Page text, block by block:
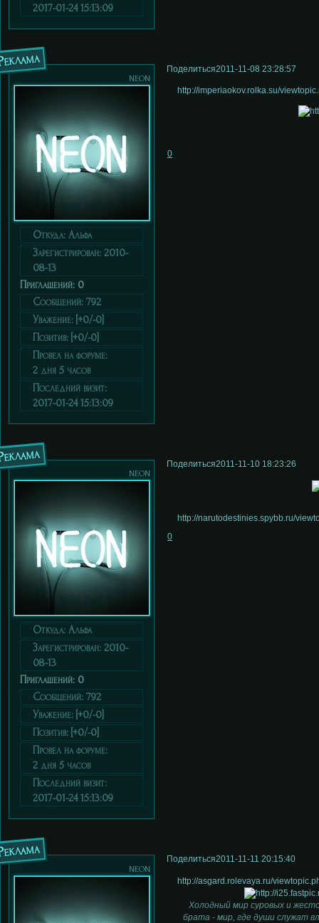
2017-01-24 15:13:09
Поделиться2011-11-08 23:28:57
neon
Откуда: Альфа
Зарегистрирован: 2010-
08-13
Приглашений: 0
Сообщений: 792
Уважение: [+0/-0]
Позитив: [+0/-0]
Провел на форуме:
2 дня 5 часов
Последний визит:
2017-01-24 15:13:09
http://imperiaokov.rolka.su/
0
Поделиться2011-11-10 18:23:26
neon
Откуда: Альфа
Зарегистрирован: 2010-
08-13
Приглашений: 0
Сообщений: 792
Уважение: [+0/-0]
Позитив: [+0/-0]
Провел на форуме:
2 дня 5 часов
Последний визит:
2017-01-24 15:13:09
http://narutodestinies.spybb.ru/
0
Поделиться2011-11-11 20:15:40
neon
http://asgard.rolevaya.ru/
Холодный мир суровых и
брата - мир, где души служат